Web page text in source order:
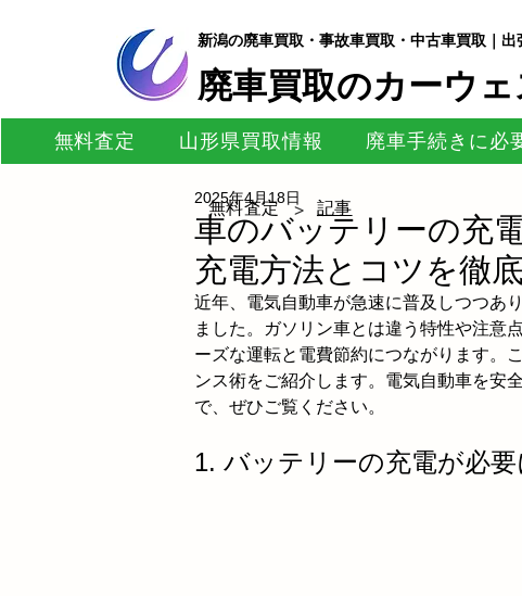
新潟の廃車買取・事故車買取・中古車買取｜
廃車買取のカーウェ
無料査定 山形県買取情報 廃車手続きに必
車のバッテリーの充
充電方法とコツを徹底
2025年4月18日
近年、電気自動車が急速に普及しつつあ
ました。ガソリン車とは違う特性や注意
ーズな運転と電費節約につながります。
ンス術をご紹介します。電気自動車を安
で、ぜひご覧ください。
1. バッテリーの充電が必
無料査定 > 記事